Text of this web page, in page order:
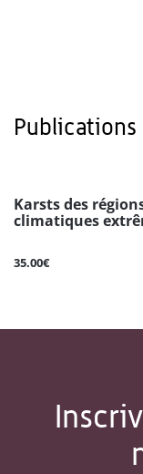
Publications
Karsts des
climatiques
35.00€